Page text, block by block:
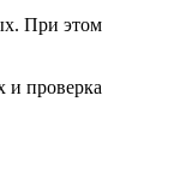
При этом
и проверка